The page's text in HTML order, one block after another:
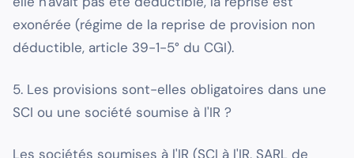
exonérée (régime de la reprise de provision non
déductible, article 39-1-5° du CGI).
5. Les provisions sont-elles obligatoires dans une
SCI ou une société soumise à l'IR ?
Les sociétés soumises à l'IR (SCI à l'IR, SARL de